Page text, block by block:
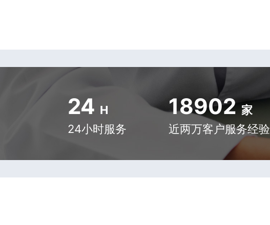
24 H
24小时服务
18902 家
近两万客户服务经验